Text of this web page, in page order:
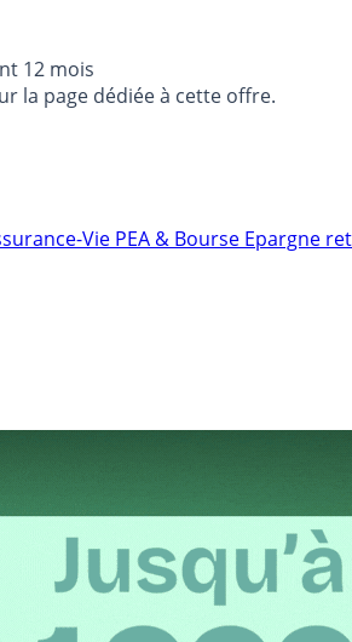
12 mois
la page dédiée à cette offre.
Vie PEA & Bourse Epargne